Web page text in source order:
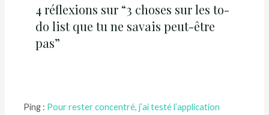
4 réflexions sur “3 choses sur les to-
do list que tu ne savais peut-être
pas”
Ping : Pour rester concentré, j’ai testé l’application